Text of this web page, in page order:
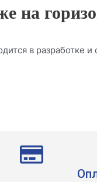
на
в разработке и